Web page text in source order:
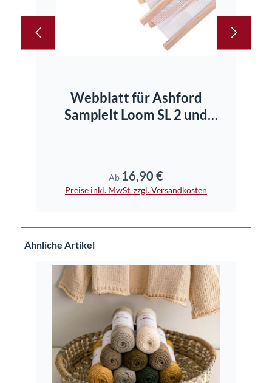
Webblatt für Ashford
SampleIt Loom SL 2 und
Regulärer Preis:
Ab 16,90 €
Preise inkl. MwSt. zzgl. Versandkosten
Produktgalerie überspringen
Ähnliche Artikel